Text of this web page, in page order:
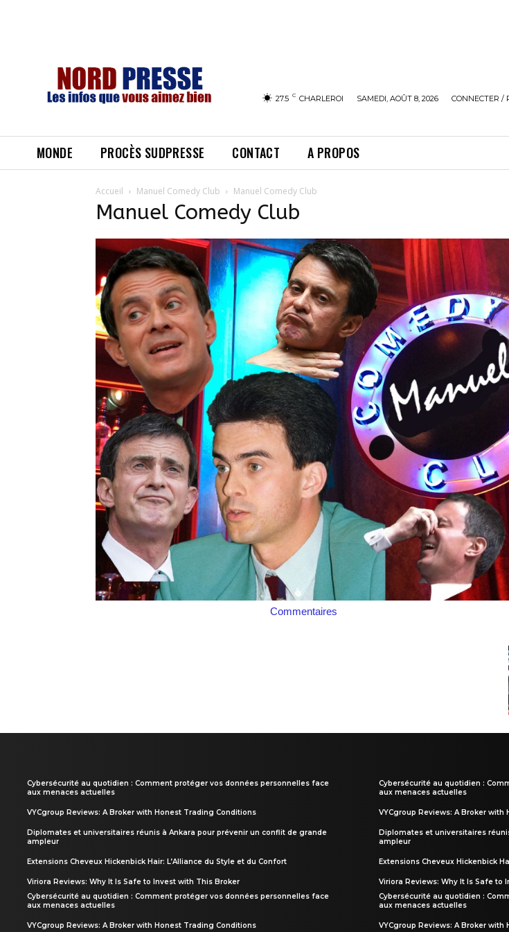
27.5 C CHARLEROI SAMEDI, AOÛT 8, 2026 CONNECTER /
MONDE PROCÈS SUDPRESSE CONTACT A PROPOS
Accueil Manuel Comedy Club Manuel Comedy Club
Manuel Comedy Club
Commentaires
Cybersécurité au quotidien : Comment protéger vos données personnelles face
aux menaces actuelles
VYCgroup Reviews: A Broker with Honest Trading Conditions
Diplomates et universitaires réunis à Ankara pour prévenir un conflit de grande
ampleur
Extensions Cheveux Hickenbick Hair: L’Alliance du Style et du Confort
Viriora Reviews: Why It Is Safe to Invest with This Broker
Cybersécurité au quotidien : Comment protéger vos données personnelles face
aux menaces actuelles
VYCgroup Reviews: A Broker with Honest Trading Conditions
Cybersécurité au quotidien :
aux menaces actuelles
VYCgroup Reviews: A Broker
Diplomates et universitaires
ampleur
Extensions Cheveux Hickenbick
Viriora Reviews: Why It Is Safe to
Cybersécurité au quotidien :
aux menaces actuelles
VYCgroup Reviews: A Broker